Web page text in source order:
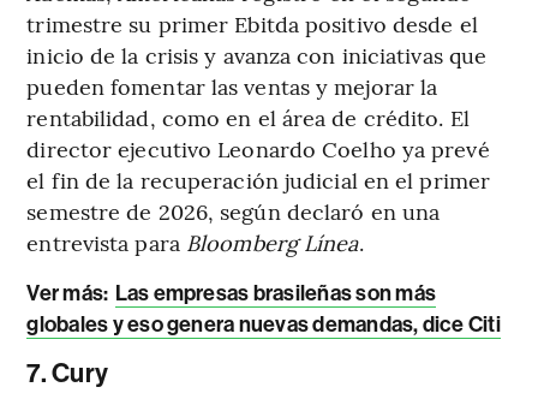
trimestre su primer Ebitda positivo desde el
inicio de la crisis y avanza con iniciativas que
pueden fomentar las ventas y mejorar la
rentabilidad, como en el área de crédito. El
director ejecutivo Leonardo Coelho ya prevé
el fin de la recuperación judicial en el primer
semestre de 2026, según declaró en una
entrevista para Bloomberg Línea.
Ver más: Las empresas brasileñas son más
globales y eso genera nuevas demandas, dice Citi
7. Cury